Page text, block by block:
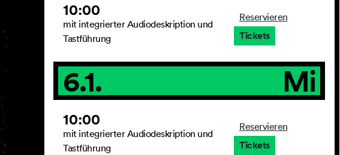
10:00
mit integrierter Audiodeskription und
Tastführung
Reservieren
Tickets
6.1. Mi
10:00
mit integrierter Audiodeskription und
Tastführung
Reservieren
Tickets